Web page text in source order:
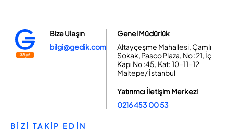
Bize Ulaşın
bilgi@gedik.com
Genel Müdürlük
Altayçeşme Mahallesi, Çamlı
Sokak, Pasco Plaza, No :21, İç
Kapı No :45, Kat: 10-11-12
Maltepe/ İstanbul
Yatırımcı İletişim Merkezi
0216 453 00 53
BİZİ TAKİP EDİN